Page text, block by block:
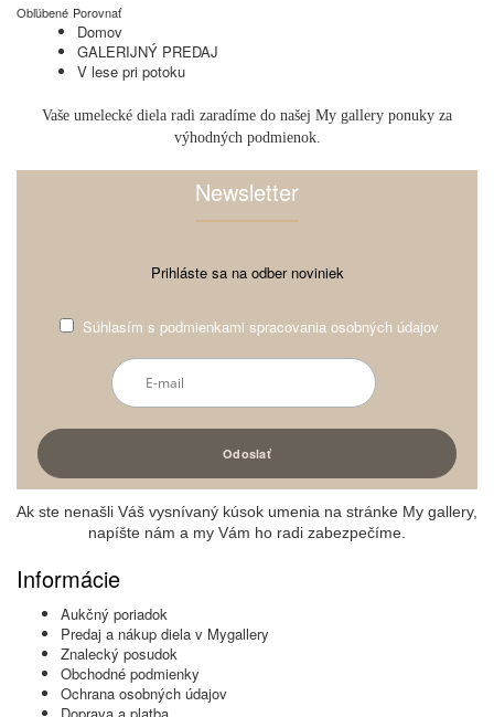
Obľúbené Porovnať
Domov
GALERIJNÝ PREDAJ
V lese pri potoku
Vaše umelecké diela radi zaradíme do našej My gallery ponuky za
výhodných podmienok.
Newsletter
Prihláste sa na odber noviniek
Súhlasím s podmienkami spracovania osobných údajov
Ak ste nenašli Váš vysnívaný kúsok umenia na stránke My gallery,
napíšte nám a my Vám ho radi zabezpečíme.
Informácie
Aukčný poriadok
Predaj a nákup diela v Mygallery
Znalecký posudok
Obchodné podmienky
Ochrana osobných údajov